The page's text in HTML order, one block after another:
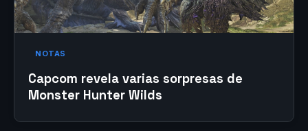
NOTAS
Capcom revela varias sorpresas de
Monster Hunter Wilds